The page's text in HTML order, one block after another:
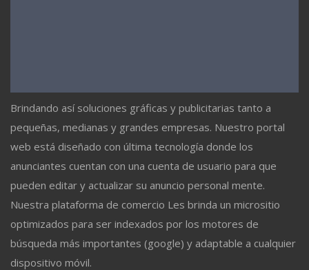
Brindando así soluciones gráficas y publicitarias tanto a
pequeñas, medianas y grandes empresas. Nuestro portal
web está diseñado con última tecnología donde los
anunciantes cuentan con una cuenta de usuario para que
pueden editar y actualizar su anuncio personal mente.
Nuestra plataforma de comercio Les brinda un micrositio
optimizados para ser indexados por los motores de
búsqueda más importantes (google) y adaptable a cualquier
dispositivo móvil.